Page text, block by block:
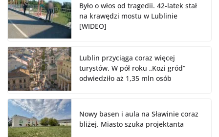
Było o włos od tragedii. 42-latek stał
na krawędzi mostu w Lublinie
[WIDEO]
Lublin przyciąga coraz więcej
turystów. W pół roku „Kozi gród”
odwiedziło aż 1,35 mln osób
Nowy basen i aula na Sławinie coraz
bliżej. Miasto szuka projektanta